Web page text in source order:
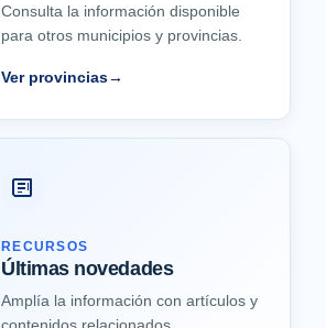
Consulta la información disponible
para otros municipios y provincias.
Ver provincias→
RECURSOS
Últimas novedades
Amplía la información con artículos y
contenidos relacionados.